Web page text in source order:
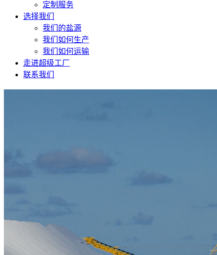
定制服务
选择我们
我们的盐源
我们如何生产
我们如何运输
走进超级工厂
联系我们